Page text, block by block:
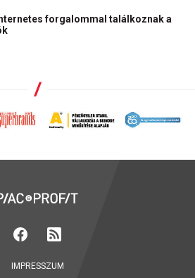
forgalommal találkoznak a
IMPRESSZUM